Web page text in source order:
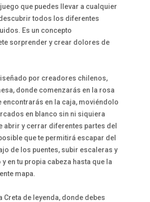
que puedes llevar a cualquier
todos los diferentes
Es un concepto
sorprender y crear dolores de
por creadores chilenos,
donde comenzarás en la rosa
en la caja, moviéndolo
en blanco sin ni siquiera
abrir y cerrar diferentes partes del
que te permitirá escapar del
de los puentes, subir escaleras y
en tu propia cabeza hasta que la
mapa.
Creta de leyenda, donde debes